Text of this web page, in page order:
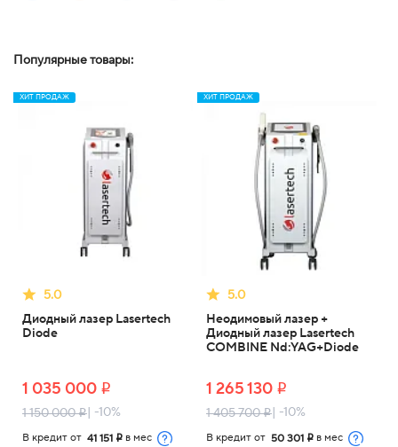
Популярные товары:
ХИТ ПРОДАЖ
5.0
Диодный лазер Lasertech
Diode
1 035 000 i
1 150 000i | -10%
В кредит от 41 151 i в мес
ХИТ ПРОДАЖ
5.0
Неодимовый лазер +
Диодный лазер Lasertech
COMBINE Nd:YAG+Diode
1 265 130 i
1 405 700i | -10%
В кредит от 50 301 i в мес